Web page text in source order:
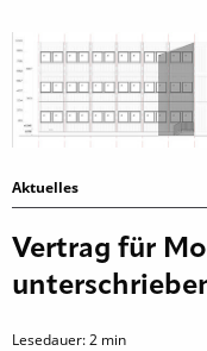
Aktuelles
Vertrag für
Lesedauer:2 min